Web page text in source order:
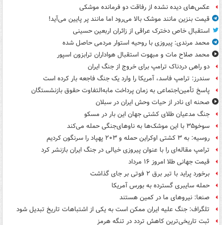
عکس‌های دیده نشده از رفاقت دو فرمانده‌ موشکی
قیمت بنزین مانند موشک بالا می‌رود اما مانند پر پایین می‌آید!
استقبال خاص دخترک عراقی از زائران اربعین حسینی
محمد مرندی: پیروزی با روحیه استوار مردمی حاصل شده
محمد صلاح مات و مبهوت استقبال هواداران ترابزون اسپور
دو راهی دردناک ترامپ برای خروج از جنگ ایران
سندرز: ترامپ فاسد، آمریکا را وارد یک جنگ فاجعه بار کرده است
پاسخ تأمین‌اجتماعی به زمان پرداخت مابه‌التفاوت حقوق بازنشستگان
صحنه ای نادر از حیات وحش ایران در سبلان
جنگ مدعیان طلای کشتی جهان این بار در مسکو
سوخو۳۵ با این موشک‌ها به ناوهای‌جنگی حمله می‌کند
روسیه: به ۳ کشتی اوکراین حمله و ۲۰۳ پهپاد را سرنگون کردیم
ترامپ مقاله‌ای را با عنوان پیروزی خیالی در جنگ ایران بازنشر کرد
قیمت جهانی طلا امروز ۱۶ مرداد
برخورد پراید با تیر برق ۲ فوتی بر جای گذاشت
حمله سایبری گسترده به بورس آمریکا
صنعا: نیروهای ما در کمین‌ هستند
تلگراف: جنگ علیه ایران ممکن است به یکی از اشتباهات تاریخ تبدیل شود
ثبت تاریخی‌ترین کاهش تردد در تنگه هرمز